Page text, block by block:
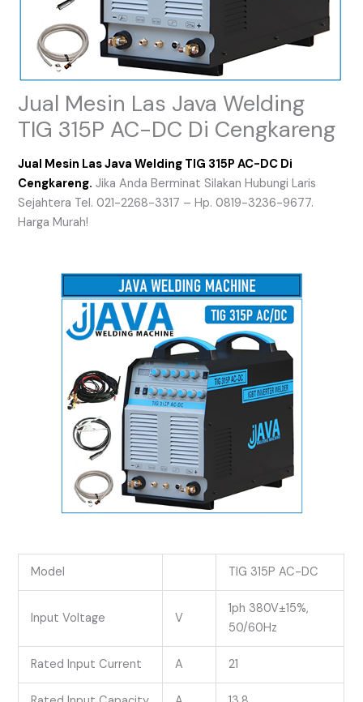
Jual Mesin Las Java Welding
TIG 315P AC-DC Di Cengkareng
Jual Mesin Las Java Welding TIG 315P AC-DC Di
Cengkareng. Jika Anda Berminat Silakan Hubungi Laris
Sejahtera Tel. 021-2268-3317 – Hp. 0819-3236-9677.
Harga Murah!
Model TIG 315P AC-DC
Input Voltage V
1ph 380V±15%,
50/60Hz
Rated Input Current A 21